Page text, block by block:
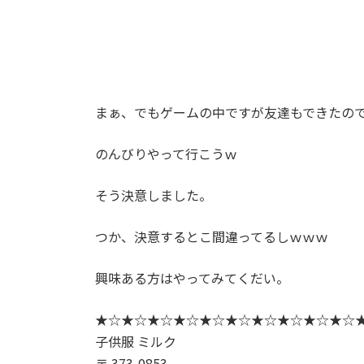
まぁ、でもゲームの中ですが友達もできたの
のんびりやって行こうｗ
そう決意しました。
つか、決意するとこ間違ってるしｗｗｗ
興味ある方はやってみてくだい。
子供服 ミルク